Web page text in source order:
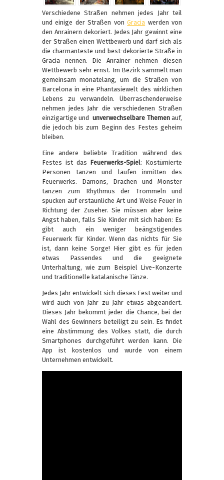
Verschiedene Straßen nehmen jedes Jahr teil
und einige der Straßen vonGracia werden von
den Anrainern dekoriert. Jedes Jahr gewinnt eine
der Straßen einen Wettbewerb und darf sich als
die charmanteste und best-dekorierte Straße in
Gracia nennen. Die Anrainer nehmen diesen
Wettbewerb sehr ernst. Im Bezirk sammelt man
gemeinsam monatelang, um die Straßen von
Barcelona in eine Phantasiewelt des wirklichen
Lebens zu verwandeln. Überraschenderweise
nehmen jedes Jahr die verschiedenen Straßen
einzigartige undunverwechselbare Themenauf,
die jedoch bis zum Beginn des Festes geheim
bleiben.
Eine andere beliebte Tradition während des
Festes ist das Feuerwerks-Spiel: Kostümierte
Personen tanzen und laufen inmitten des
Feuerwerks. Dämons, Drachen und Monster
tanzen zum Rhythmus der Trommeln und
spucken auf erstaunliche Art und Weise Feuer in
Richtung der Zuseher. Sie müssen aber keine
Angst haben, falls Sie Kinder mit sich haben: Es
gibt auch ein weniger beängstigendes
Feuerwerk für Kinder. Wenn das nichts für Sie
ist, dann keine Sorge! Hier gibt es für jeden
etwas Passendes und die geeignete
Unterhaltung, wie zum Beispiel Live-Konzerte
und traditionelle katalanische Tänze.
Jedes Jahr entwickelt sich dieses Fest weiter und
wird auch von Jahr zu Jahr etwas abgeändert.
Dieses Jahr bekommt jeder die Chance, bei der
Wahl des Gewinners beteiligt zu sein. Es findet
eine Abstimmung des Volkes statt, die durch
Smartphones durchgeführt werden kann. Die
App ist kostenlos und wurde von einem
Unternehmen entwickelt.